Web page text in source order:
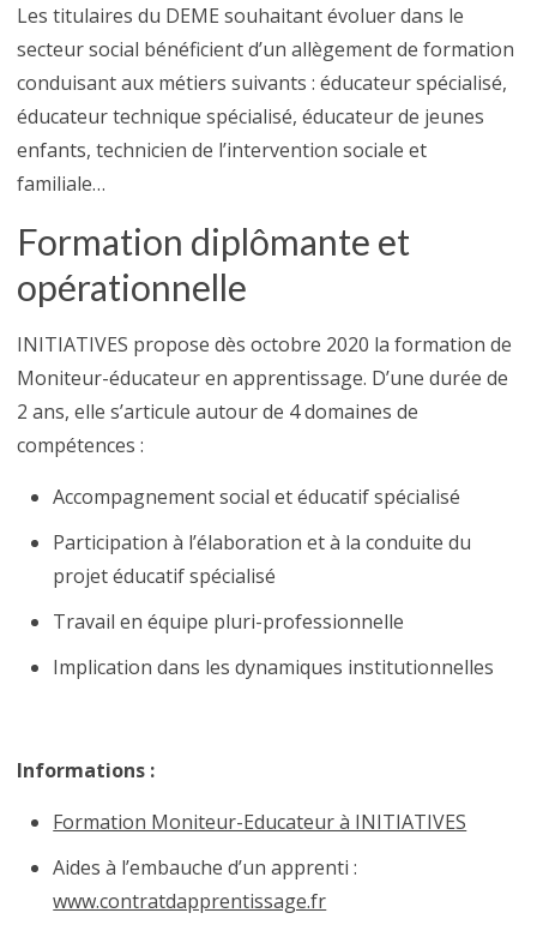
Les titulaires du DEME souhaitant évoluer dans le
secteur social bénéficient d’un allègement de formation
conduisant aux métiers suivants : éducateur spécialisé,
éducateur technique spécialisé, éducateur de jeunes
enfants, technicien de l’intervention sociale et
familiale…
Formation diplômante et
opérationnelle
INITIATIVES propose dès octobre 2020 la formation de
Moniteur-éducateur en apprentissage. D’une durée de
2 ans, elle s’articule autour de 4 domaines de
compétences :
Accompagnement social et éducatif spécialisé
Participation à l’élaboration et à la conduite du
projet éducatif spécialisé
Travail en équipe pluri-professionnelle
Implication dans les dynamiques institutionnelles
Informations :
Formation Moniteur-Educateur à INITIATIVES
Aides à l’embauche d’un apprenti :
www.contratdapprentissage.fr